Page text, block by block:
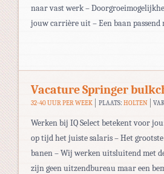
naar vast werk –
jouw carrière uit – Een baan
Vacature Springer
32-40 UUR PER WEEK PLAATS: HOLTEN
Werken bij IQ Select betekent voor
op tijd het juiste salaris – Het
banen – Wij werken uitsluitend met
zijn geen uitzendbureau maar een